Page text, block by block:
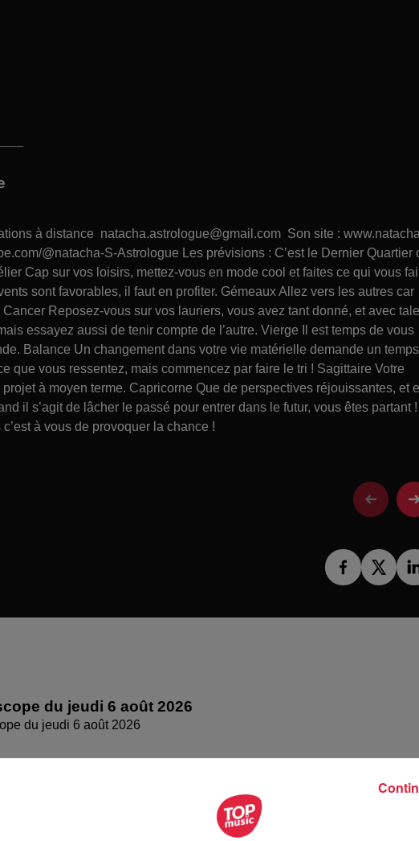
à distance natacha.astrologue@gmail.com Son site :
@natacha-S-Astrologue Les prévisions : C’est le Dernier Quartier
Cap sur vos loisirs, mettez-vous en mode cool et faites ce qui vous
sont favorables, il faut en profiter. Gémeaux Allez vers les autres car
Reposez-vous sur vos lauriers, vous avez tant donné, et avec
essayez aussi de tenir compte de l’autre. Vierge Il est temps de vous
Balance Un changement dans votre vie matérielle demande un temps
que vous ressentez, mais commencez par faire le tri ! Sagittaire Votre
à moyen terme. Capricorne Que de perspectives réjouissantes, et
il s’agit de lâcher le passé pour entrer dans le futur, vous êtes partant !
à vous de provoquer la chance !
du jeudi 6 août 2026
du jeudi 6 août 2026